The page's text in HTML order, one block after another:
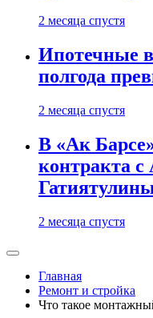
2 месяца спустя
Ипотечные
полгода
2 месяца спустя
В «Ак
контракта
2 месяца спустя
Главная
Ремонт и стройка
Что такое